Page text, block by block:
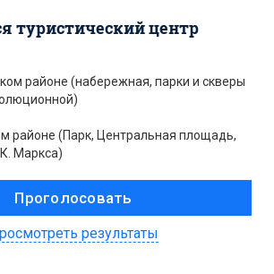
туристический центр
районе (набережная, парки и скверы
районе (Парк, Центральная площадь,
Маркса)
результаты